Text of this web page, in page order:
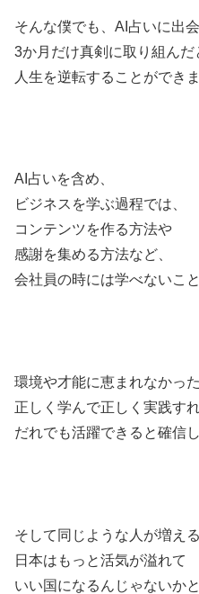
そんな僕でも、AI占いに出会
3か月だけ真剣に取り組んだ
人生を逆転することができま
AI占いを含め、
ビジネスを学ぶ過程では、
コンテンツを作る方法や
感謝を集める方法など、
会社員の時には学べないこ
環境や才能に恵まれなかっ
正しく学んで正しく実践す
だれでも活躍できると確信
そして同じような人が増え
日本はもっと活気が溢れて
いい国になるんじゃないかと